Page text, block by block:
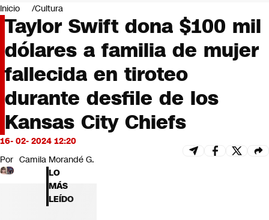
Negocios
Deportes
Programas completos
Cultura
Servicios
Bits
CNN tiempo
Futuro 360
Opinión
Inicio Cultura
Taylor Swift dona $100 mil
dólares a familia de mujer
fallecida en tiroteo
durante desfile de los
Kansas City Chiefs
16- 02- 2024 12:20
Por Camila Morandé G.
LO
MÁS
LEÍDO